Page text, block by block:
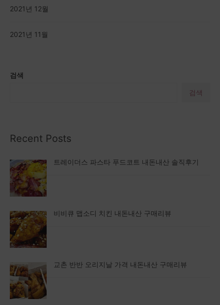
검색
검색
Recent Posts
트레이더스 파스타 푸드코트 내돈내산 솔직후기
비비큐 맵소디 치킨 내돈내산 구매리뷰
교촌 반반 오리지날 가격 내돈내산 구매리뷰
2021년 12월
2021년 11월